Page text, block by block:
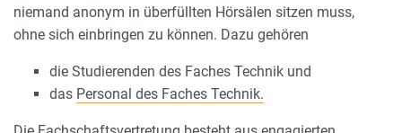
niemand anonym in überfüllten Hörsälen sitzen muss,
ohne sich einbringen zu können. Dazu gehören
die Studierenden des Faches Technik und
das Personal des Faches Technik.